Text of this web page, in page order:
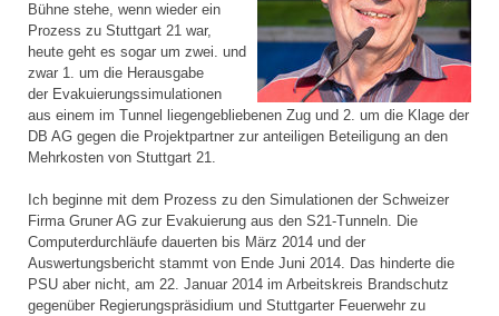
Bühne stehe, wenn wieder ein
Prozess zu Stuttgart 21 war,
heute geht es sogar um zwei. und
zwar 1. um die Herausgabe
der Evakuierungssimulationen
aus einem im Tunnel liegengebliebenen Zug und 2. um die Klage der
DB AG gegen die Projektpartner zur anteiligen Beteiligung an den
Mehrkosten von Stuttgart 21.
Ich beginne mit dem Prozess zu den Simulationen der Schweizer
Firma Gruner AG zur Evakuierung aus den S21-Tunneln. Die
Computerdurchläufe dauerten bis März 2014 und der
Auswertungsbericht stammt von Ende Juni 2014. Das hinderte die
PSU aber nicht, am 22. Januar 2014 im Arbeitskreis Brandschutz
gegenüber Regierungspräsidium und Stuttgarter Feuerwehr zu